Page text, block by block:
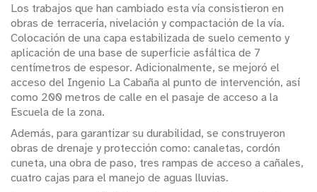
Los trabajos que han cambiado esta vía consistieron en
obras de terracería, nivelación y compactación de la vía.
Colocación de una capa estabilizada de suelo cemento y
aplicación de una base de superficie asfáltica de 7
centímetros de espesor. Adicionalmente, se mejoró el
acceso del Ingenio La Cabaña al punto de intervención, así
como 200 metros de calle en el pasaje de acceso a la
Escuela de la zona.
Además, para garantizar su durabilidad, se construyeron
obras de drenaje y protección como: canaletas, cordón
cuneta, una obra de paso, tres rampas de acceso a cañales,
cuatro cajas para el manejo de aguas lluvias.